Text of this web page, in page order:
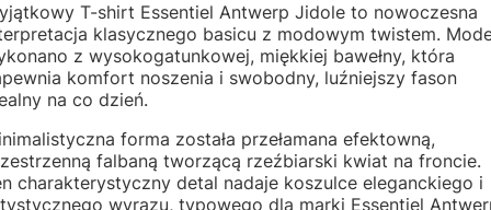
T-shirt Essentiel Antwerp Jidole to nowoczesna
klasycznego basicu z modowym twistem.
z wysokogatunkowej, miękkiej bawełny, która
komfort noszenia i swobodny, luźniejszy fason
na co dzień.
forma została przełamana efektowną,
falbaną tworzącą rzeźbiarski kwiat na froncie.
charakterystyczny detal nadaje koszulce eleganckiego i
wyrazu, typowego dla marki Essentiel